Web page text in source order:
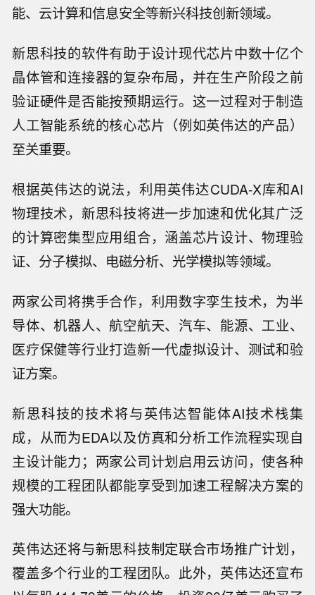
能、云计算和信息安全等新兴科技创新领域。
新思科技的软件有助于设计现代芯片中数十亿个
晶体管和连接器的复杂布局，并在生产阶段之前
验证硬件是否能按预期运行。这一过程对于制造
人工智能系统的核心芯片（例如英伟达的产品）
至关重要。
根据英伟达的说法，利用英伟达CUDA-X库和AI
物理技术，新思科技将进一步加速和优化其广泛
的计算密集型应用组合，涵盖芯片设计、物理验
证、分子模拟、电磁分析、光学模拟等领域。
两家公司将携手合作，利用数字孪生技术，为半
导体、机器人、航空航天、汽车、能源、工业、
医疗保健等行业打造新一代虚拟设计、测试和验
证方案。
新思科技的技术将与英伟达智能体AI技术栈集
成，从而为EDA以及仿真和分析工作流程实现自
主设计能力；两家公司计划启用云访问，使各种
规模的工程团队都能享受到加速工程解决方案的
强大功能。
英伟达还将与新思科技制定联合市场推广计划，
覆盖多个行业的工程团队。此外，英伟达还宣布